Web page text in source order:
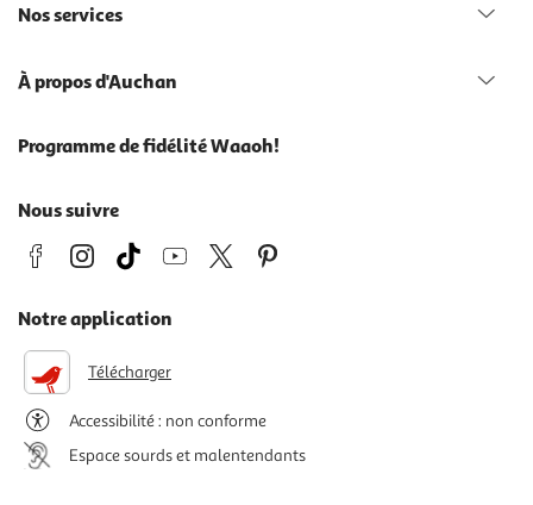
Nos services
À propos d'Auchan
Programme de fidélité Waaoh!
Nous suivre
Notre application
Télécharger
Accessibilité : non conforme
Espace sourds et malentendants